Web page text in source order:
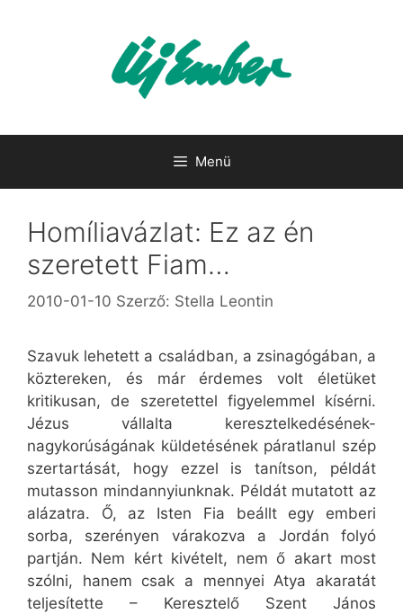
Menü
Homíliavázlat: Ez az én
szeretett Fiam…
2010-01-10 Szerző: Stella Leontin
Szavuk lehetett a családban, a zsinagógában, a
köztereken, és már érdemes volt életüket
kritikusan, de szeretettel figyelemmel kísérni.
Jézus vállalta keresztelkedésének-
nagykorúságának küldetésének páratlanul szép
szertartását, hogy ezzel is tanítson, példát
mutasson mindannyiunknak. Példát mutatott az
alázatra. Ő, az Isten Fia beállt egy emberi
sorba, szerényen várakozva a Jordán folyó
partján. Nem kért kivételt, nem ő akart most
szólni, hanem csak a mennyei Atya akaratát
teljesítette – Keresztelő Szent János